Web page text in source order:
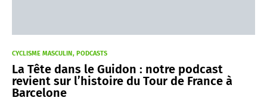
CYCLISME MASCULIN PODCASTS
La Tête dans le Guidon : notre podcast
revient sur l’histoire du Tour de France à
Barcelone